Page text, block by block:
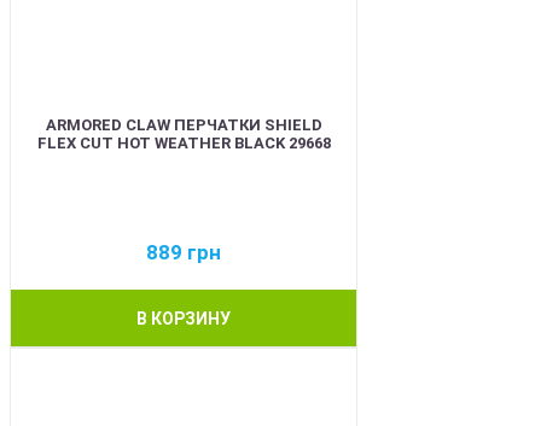
ARMORED CLAW ПЕРЧАТКИ SHIELD
FLEX CUT HOT WEATHER BLACK 29668
889 грн
В КОРЗИНУ